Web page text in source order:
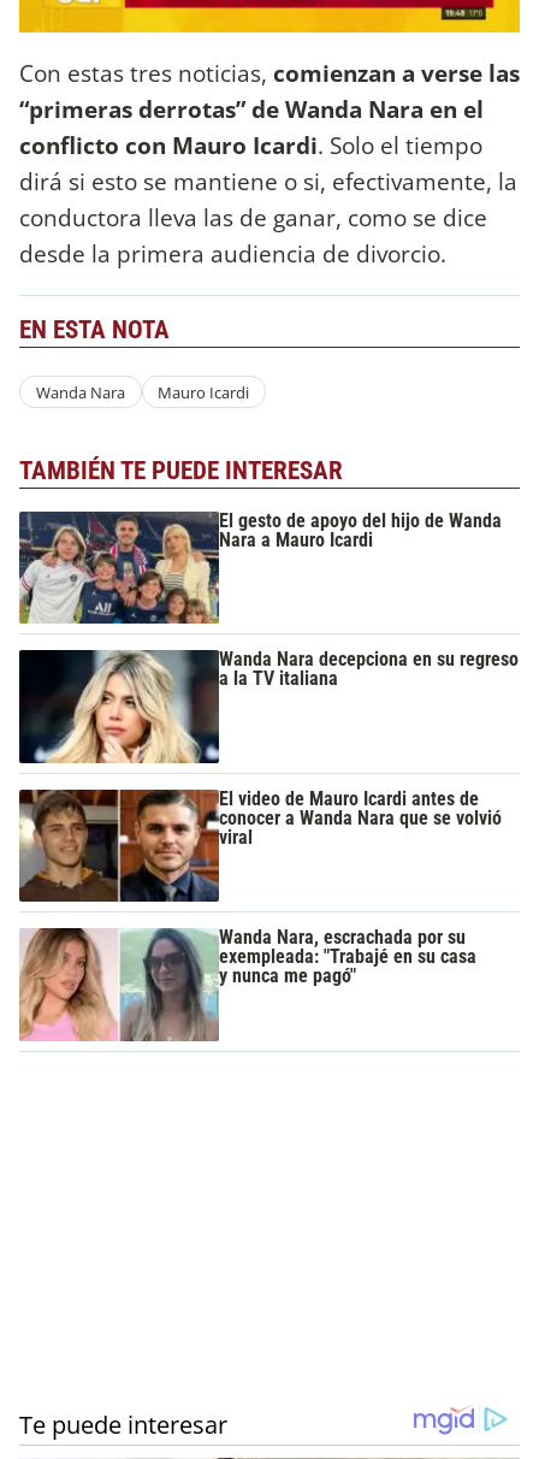
Con estas tres noticias, comienzan a verse las
“primeras derrotas” de Wanda Nara en el
conflicto con Mauro Icardi. Solo el tiempo
dirá si esto se mantiene o si, efectivamente, la
conductora lleva las de ganar, como se dice
desde la primera audiencia de divorcio.
EN ESTA NOTA
Wanda Nara Mauro Icardi
TAMBIÉN TE PUEDE INTERESAR
El gesto de apoyo del hijo de Wanda
Nara a Mauro Icardi
Wanda Nara decepciona en su regreso
a la TV italiana
El video de Mauro Icardi antes de
conocer a Wanda Nara que se volvió
viral
Wanda Nara, escrachada por su
exempleada: "Trabajé en su casa
y nunca me pagó"